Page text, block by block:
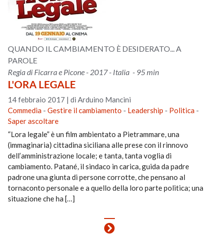
QUANDO IL CAMBIAMENTO È DESIDERATO... A
PAROLE
Regia di Ficarra e Picone - 2017 - Italia - 95 min
L'ORA LEGALE
14 febbraio 2017 |di Arduino Mancini
Commedia -Gestire il cambiamento - Leadership - Politica -
Saper ascoltare
“Lora legale” è un film ambientato a Pietrammare, una
(immaginaria) cittadina siciliana alle prese con il rinnovo
dell’amministrazione locale; e tanta, tanta voglia di
cambiamento. Patané, il sindaco in carica, guida da padre
padrone una giunta di persone corrotte, che pensano al
tornaconto personale e a quello della loro parte politica; una
situazione che ha […]